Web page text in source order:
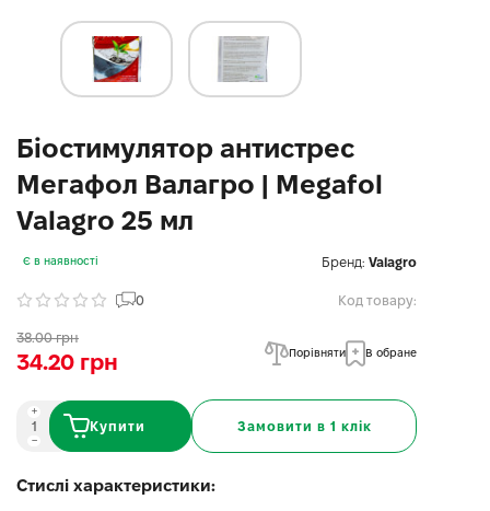
Біостимулятор антистрес
Мегафол Валагро | Megafol
Valagro 25 мл
Є в наявності Бренд: Valagro
0 Код товару:
38.00 грн
34.20 грн Порівняти В обране
Купити Замовити в 1 клік
Стислі характеристики: